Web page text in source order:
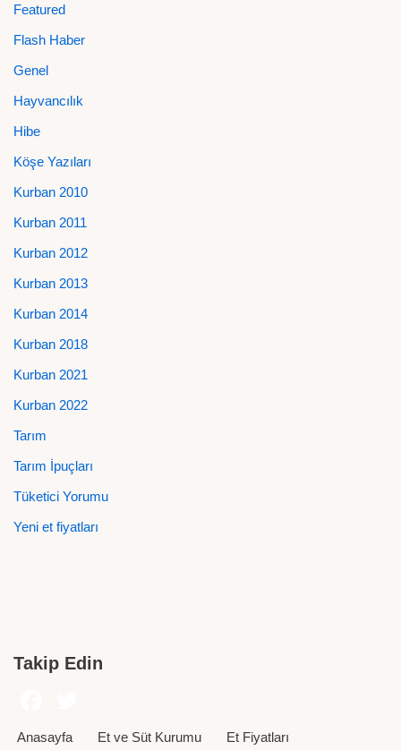
Featured
Flash Haber
Genel
Hayvancılık
Hibe
Köşe Yazıları
Kurban 2010
Kurban 2011
Kurban 2012
Kurban 2013
Kurban 2014
Kurban 2018
Kurban 2021
Kurban 2022
Tarım
Tarım İpuçları
Tüketici Yorumu
Yeni et fiyatları
Takip Edin
Anasayfa Et ve Süt Kurumu Et Fiyatları